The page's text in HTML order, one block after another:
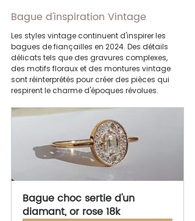
Bague d'inspiration Vintage
Les styles vintage continuent d'inspirer les
bagues de fiançailles en 2024. Des détails
délicats tels que des gravures complexes,
des motifs floraux et des montures vintage
sont réinterprétés pour créer des pièces qui
respirent le charme d'époques révolues.
Bague choc sertie d'un
diamant, or rose 18k